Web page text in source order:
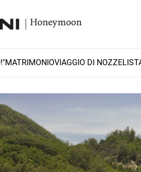
MATRIMONIOVIAGGIO DI NOZZE